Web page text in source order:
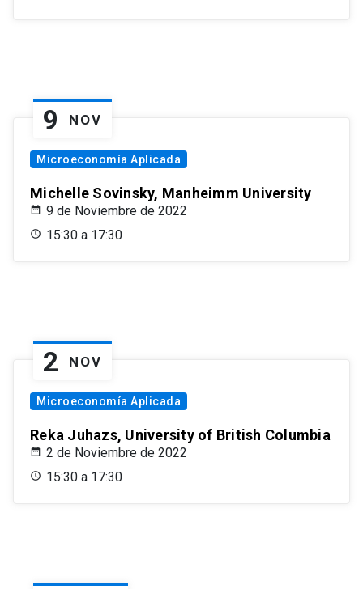
9 NOV
Microeconomía Aplicada
Michelle Sovinsky, Manheimm University
9 de Noviembre de 2022
15:30 a 17:30
2 NOV
Microeconomía Aplicada
Reka Juhazs, University of British Columbia
2 de Noviembre de 2022
15:30 a 17:30